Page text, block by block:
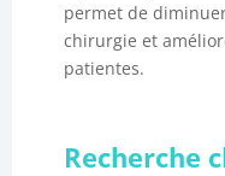
permet de
chirurgie et
patientes.
Recherche